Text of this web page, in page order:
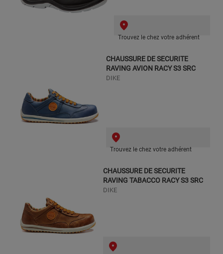
Trouvez le chez votre adhérent
CHAUSSURE DE SECURITE
RAVING AVION RACY S3 SRC
DIKE
Trouvez le chez votre adhérent
CHAUSSURE DE SECURITE
RAVING TABACCO RACY S3 SRC
DIKE